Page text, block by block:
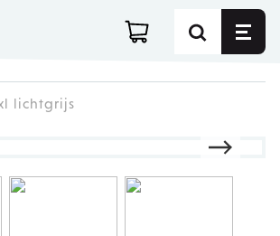
de inhoud
lichtgrijs